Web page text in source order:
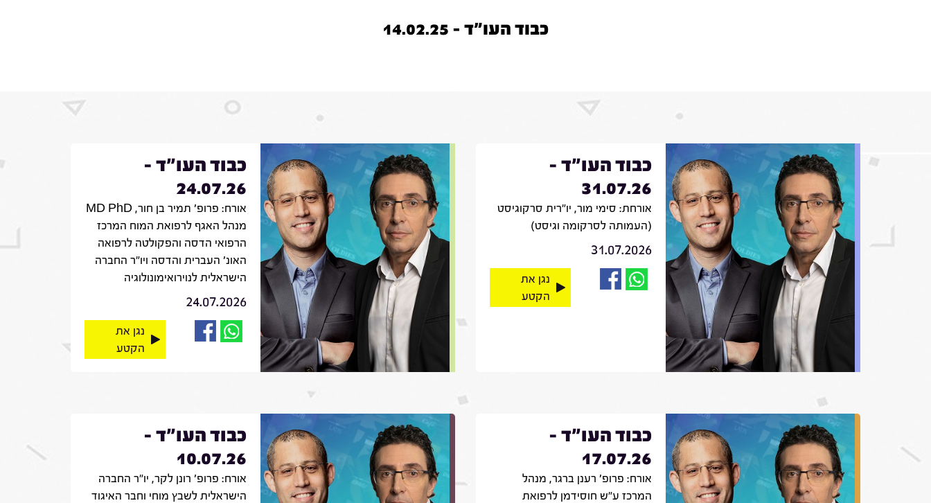
כבוד העו"ד - 14.02.25
כבוד העו"ד -
31.07.26
אורחת: סימי מור, יו"רית סרקוגיסט
(העמותה לסרקומה וגיסט)
31.07.2026
נגן את
הקטע
כבוד העו"ד -
24.07.26
אורח: פרופ' תמיר בן חור, MD PhD
מנהל האגף לרפואת המוח המרכז
הרפואי הדסה והפקולטה לרפואה
האונ' העברית והדסה ויו"ר החברה
הישראלית לנוירואימונולוגיה
24.07.2026
נגן את
הקטע
כבוד העו"ד -
17.07.26
אורח: פרופ' רענן ברגר, מנהל
המרכז ע"ש חוסידמן לרפואת
כבוד העו"ד -
10.07.26
אורח: פרופ' רונן לקר, יו"ר החברה
הישראלית לשבץ מוחי וחבר האיגוד